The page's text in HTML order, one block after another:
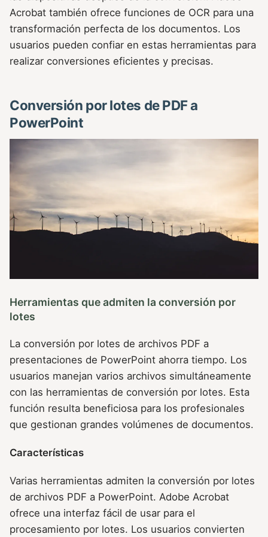
Acrobat también ofrece funciones de OCR para una
transformación perfecta de los documentos. Los
usuarios pueden confiar en estas herramientas para
realizar conversiones eficientes y precisas.
Conversión por lotes de PDF a
PowerPoint
Herramientas que admiten la conversión por
lotes
La conversión por lotes de archivos PDF a
presentaciones de PowerPoint ahorra tiempo. Los
usuarios manejan varios archivos simultáneamente
con las herramientas de conversión por lotes. Esta
función resulta beneficiosa para los profesionales
que gestionan grandes volúmenes de documentos.
Características
Varias herramientas admiten la conversión por lotes
de archivos PDF a PowerPoint. Adobe Acrobat
ofrece una interfaz fácil de usar para el
procesamiento por lotes. Los usuarios convierten